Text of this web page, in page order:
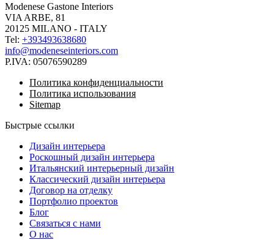
Modenese Gastone Interiors
VIA ARBE, 81
20125 MILANO - ITALY
Tel: +393493638680
info@modeneseinteriors.com
P.IVA: 05076590289
Политика конфиденциальности
Политика использования
Sitemap
Быстрые ссылки
Дизайн интерьера
Роскошный дизайн интерьера
Итальянский интерьерный дизайн
Классический дизайн интерьера
Договор на отделку
Портфолио проектов
Блог
Связаться с нами
О нас